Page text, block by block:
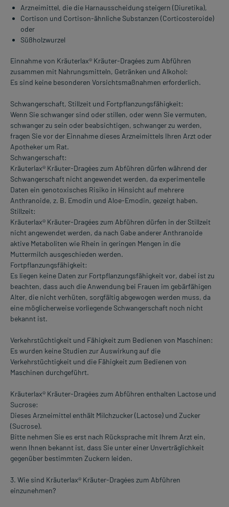
Arzneimittel, die die Harnausscheidung steigern (Diuretika),
Cortison und Cortison-ähnliche Substanzen (Corticosteroide)
oder
Süßholzwurzel
Einnahme von Kräuterlax® Kräuter-Dragées zum Abführen
zusammen mit Nahrungsmitteln, Getränken und Alkohol:
Es sind keine besonderen Vorsichtsmaßnahmen erforderlich.
Schwangerschaft, Stillzeit und Fortpflanzungsfähigkeit:
Wenn Sie schwanger sind oder stillen, oder wenn Sie vermuten,
schwanger zu sein oder beabsichtigen, schwanger zu werden,
fragen Sie vor der Einnahme dieses Arzneimittels Ihren Arzt oder
Apotheker um Rat.
Schwangerschaft:
Kräuterlax® Kräuter-Dragées zum Abführen dürfen während der
Schwangerschaft nicht angewendet werden, da experimentelle
Daten ein genotoxisches Risiko in Hinsicht auf mehrere
Anthranoide, z. B. Emodin und Aloe-Emodin, gezeigt haben.
Stillzeit:
Kräuterlax® Kräuter-Dragées zum Abführen dürfen in der Stillzeit
nicht angewendet werden, da nach Gabe anderer Anthranoide
aktive Metaboliten wie Rhein in geringen Mengen in die
Muttermilch ausgeschieden werden.
Fortpflanzungsfähigkeit:
Es liegen keine Daten zur Fortpflanzungsfähigkeit vor, dabei ist zu
beachten, dass auch die Anwendung bei Frauen im gebärfähigen
Alter, die nicht verhüten, sorgfältig abgewogen werden muss, da
eine möglicherweise vorliegende Schwangerschaft noch nicht
bekannt ist.
Verkehrstüchtigkeit und Fähigkeit zum Bedienen von Maschinen:
Es wurden keine Studien zur Auswirkung auf die
Verkehrstüchtigkeit und die Fähigkeit zum Bedienen von
Maschinen durchgeführt.
Kräuterlax® Kräuter-Dragées zum Abführen enthalten Lactose und
Sucrose:
Dieses Arzneimittel enthält Milchzucker (Lactose) und Zucker
(Sucrose).
Bitte nehmen Sie es erst nach Rücksprache mit Ihrem Arzt ein,
wenn Ihnen bekannt ist, dass Sie unter einer Unverträglichkeit
gegenüber bestimmten Zuckern leiden.
3. Wie sind Kräuterlax® Kräuter-Dragées zum Abführen
einzunehmen?